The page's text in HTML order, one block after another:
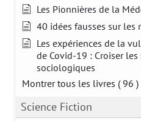
Les Pionnières de la
40 idées fausses sur les
Les expériences de la
de Covid-19 : Croiser
sociologiques
Montrer tous les livres ( 96 )
Science Fiction